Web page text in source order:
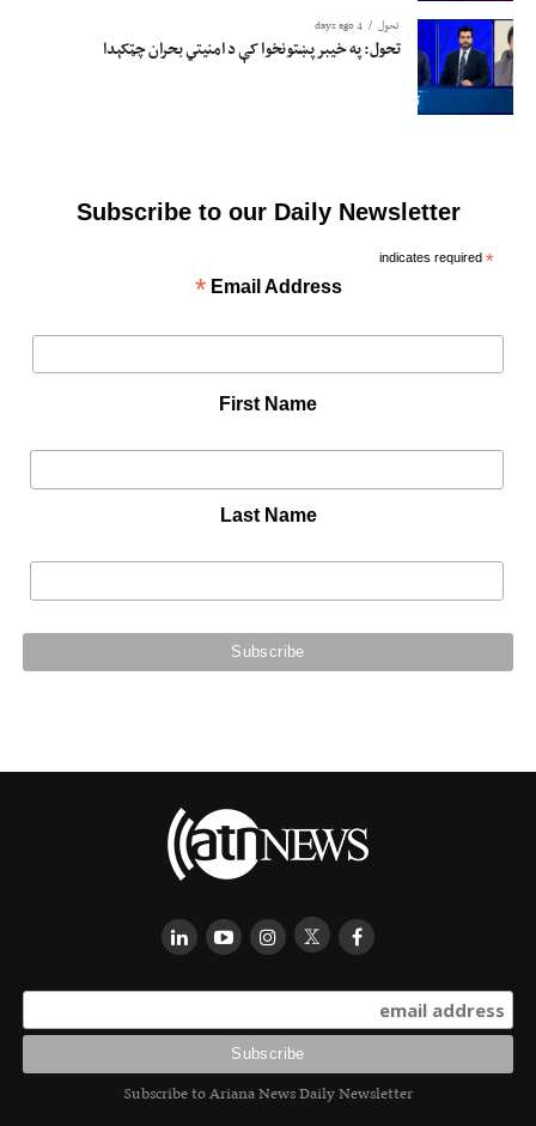
تحول 4 days ago
تحول: په خیبر پښتونخوا کې د امنیتي بحران چټکېدا
Subscribe to our Daily Newsletter
*
indicates required
Email Address
*
First Name
Last Name
Subscribe to Ariana News Daily Newsletter